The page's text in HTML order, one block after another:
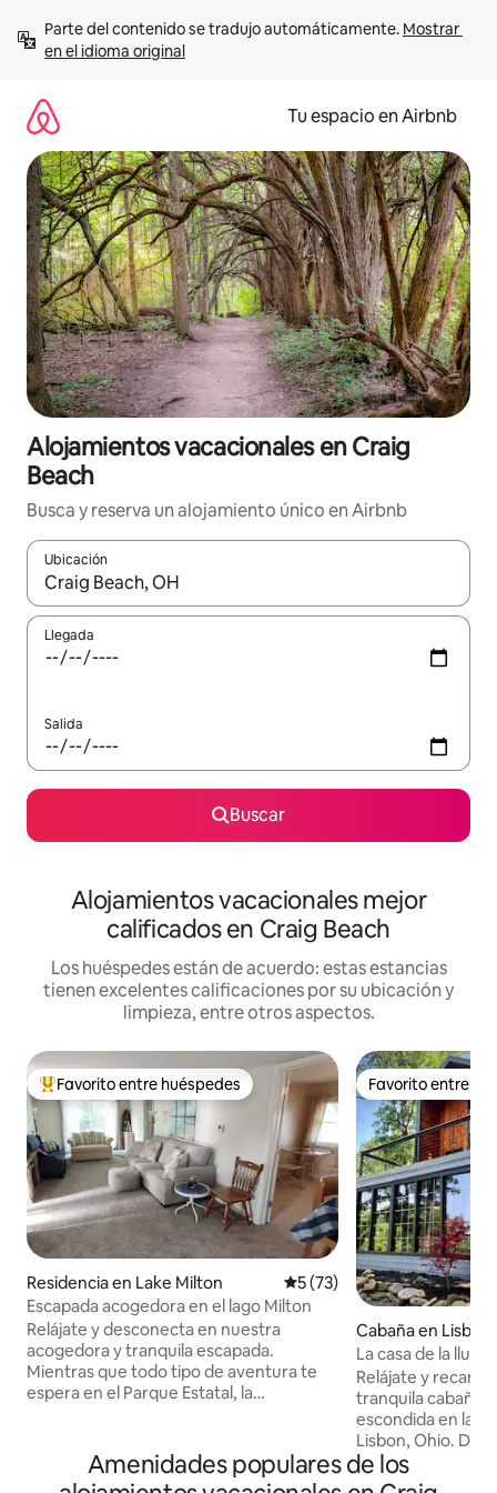
contenido
Parte del contenido se tradujo automáticamente. Mostrar
en el idioma original
Tu espacio en Airbnb
Alojamientos vacacionales en Craig
Beach
Busca y reserva un alojamiento único en Airbnb
Ubicación
Cuando los resultados estén disponibles, podrás navegar
Llegada
Salida
Buscar
Alojamientos vacacionales mejor
calificados en Craig Beach
Los huéspedes están de acuerdo: estas estancias
tienen excelentes calificaciones por su ubicación y
limpieza, entre otros aspectos.
De los mejores en Favorito entre huéspedes
Favorito entre huéspedes
Residencia en Lake Milton Calificación promedio: 5 de
5 (73)
Escapada acogedora en el lago Milton
Relájate y desconecta en nuestra
acogedora y tranquila escapada.
Mientras que todo tipo de aventura te
espera en el Parque Estatal, la
un desayuno con brisa, contemplar las
estrellas por la noche o cualquier cosa
Favorito entre
Favorito entre
Cabaña en Lisbon
La casa de la
Relájate y
tranquila cabaña
escondida en las
Lisbon, Ohio.
naturales, líneas
relajantes, este
Amenidades populares de los